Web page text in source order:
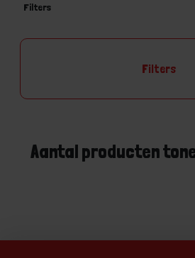
Filters
Filters
Aantal producten